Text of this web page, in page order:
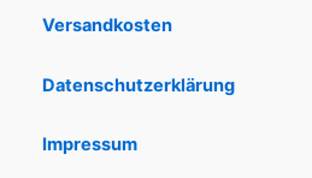
Versandkosten
Datenschutzerklärung
Impressum